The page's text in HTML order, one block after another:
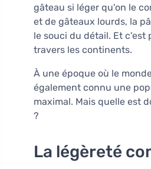
gâteau si léger qu'on le
et de gâteaux lourds, la
le souci du détail. Et c'est
travers les continents.
À une époque où le
également connu une
maximal. Mais quelle est
?
La légèreté